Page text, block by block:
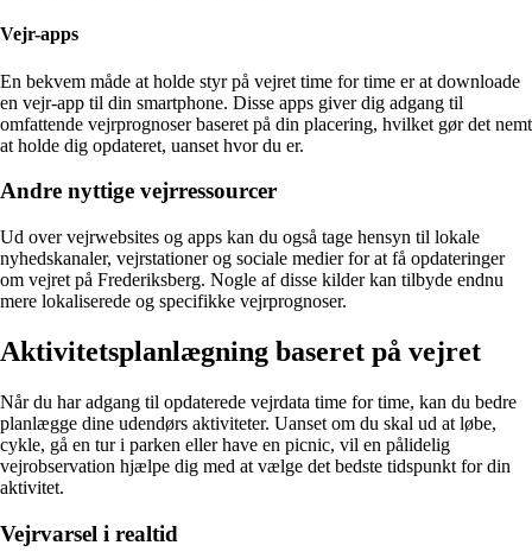
Vejr-apps
En bekvem måde at holde styr på vejret time for time er at downloade
en vejr-app til din smartphone. Disse apps giver dig adgang til
omfattende vejrprognoser baseret på din placering, hvilket gør det nemt
at holde dig opdateret, uanset hvor du er.
Andre nyttige vejrressourcer
Ud over vejrwebsites og apps kan du også tage hensyn til lokale
nyhedskanaler, vejrstationer og sociale medier for at få opdateringer
om vejret på Frederiksberg. Nogle af disse kilder kan tilbyde endnu
mere lokaliserede og specifikke vejrprognoser.
Aktivitetsplanlægning baseret på vejret
Når du har adgang til opdaterede vejrdata time for time, kan du bedre
planlægge dine udendørs aktiviteter. Uanset om du skal ud at løbe,
cykle, gå en tur i parken eller have en picnic, vil en pålidelig
vejrobservation hjælpe dig med at vælge det bedste tidspunkt for din
aktivitet.
Vejrvarsel i realtid